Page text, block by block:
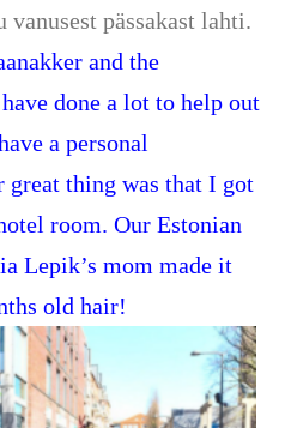
pässakast lahti.
and the
done a lot to help out
a personal
great thing was that I got
room. Our Estonian
Lepik’s mom made it
old hair!